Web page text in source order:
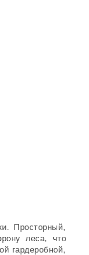
Просторный,
леса, что
гардеробной,